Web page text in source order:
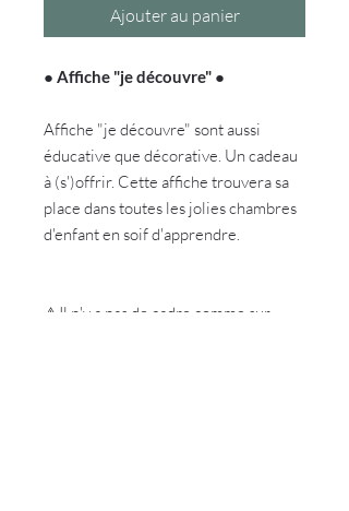
Ajouter au panier
● Affiche "je découvre" ●
Affiche "je découvre" sont aussi
éducative que décorative. Un cadeau
à (s')offrir. Cette affiche trouvera sa
place dans toutes les jolies chambres
d'enfant en soif d'apprendre.
⚠️Il n'y a pas de cadre comme sur